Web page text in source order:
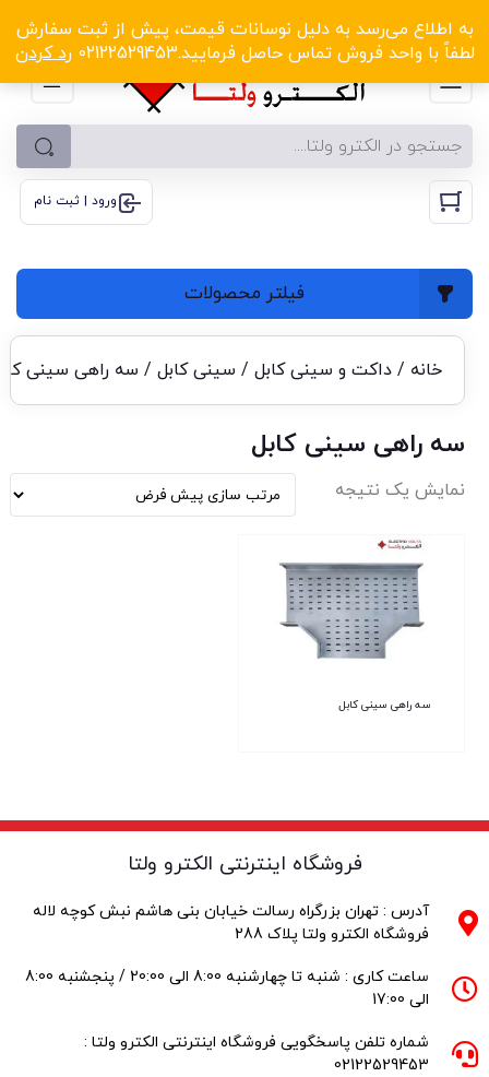
به اطلاع می‌رسد به دلیل نوسانات قیمت، پیش از ثبت سفارش
لطفاً با واحد فروش تماس حاصل فرمایید.02122529453
رد کردن
الکترو ولتا با تخفیف‌های شگفت‌انگیز! کلیک کنید
ورود | ثبت نام
فیلتر محصولات
خانه / داکت و سینی کابل/ سینی کابل/ سه راهی سینی
سه راهی سینی کابل
نمایش یک نتیجه
سه راهی سینی کابل
فروشگاه اینترنتی الکترو ولتا
آدرس : تهران بزرگراه رسالت خیابان بنی هاشم نبش کوچه لاله
فروشگاه الکترو ولتا پلاک 288
ساعت کاری : شنبه تا چهارشنبه 8:00 الی 20:00 / پنجشنبه 8:00
الی 17:00
شماره تلفن پاسخگویی فروشگاه اینترنتی الکترو ولتا :
02122529453